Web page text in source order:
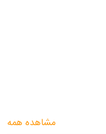
مشاهده همه